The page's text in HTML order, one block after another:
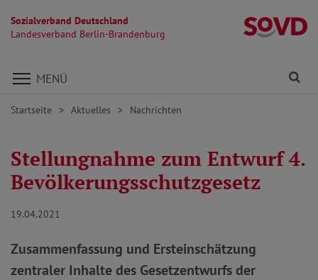
Sozialverband Deutschland
Landesverband Berlin-Brandenburg
Direkt zu den Inhalten springen
MENÜ
Startseite Aktuelles Nachrichten
Stellungnahme zum Entwurf 4.
Bevölkerungsschutzgesetz
19.04.2021
Zusammenfassung und Ersteinschätzung
zentraler Inhalte des Gesetzentwurfs der